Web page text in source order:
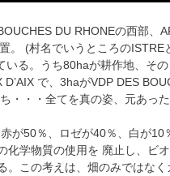
DU RHONEの西部、
。 (村名でいうところのISTRE
いる。うち80haが耕作地、その
D’AIX で、3haがVDP DES
・・・全てを真の姿、元あっ
が50％、ロゼが40％、白が10
化学物質の使用を 廃止し、ビ
。この考えは、畑のみではな